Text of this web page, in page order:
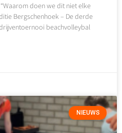
doen we dit niet elke
Bergschenhoek – De derde
beachvolleybal
NIEUWS